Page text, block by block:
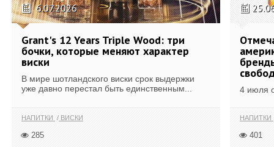
6.07.2026
Grant's 12 Years Triple Wood: три
бочки, которые меняют характер
виски
В мире шотландского виски срок выдержки
уже давно перестал быть единственным...
НАПИТКИ ВИСКИ
285
4 июля
НАПИТКИ
401